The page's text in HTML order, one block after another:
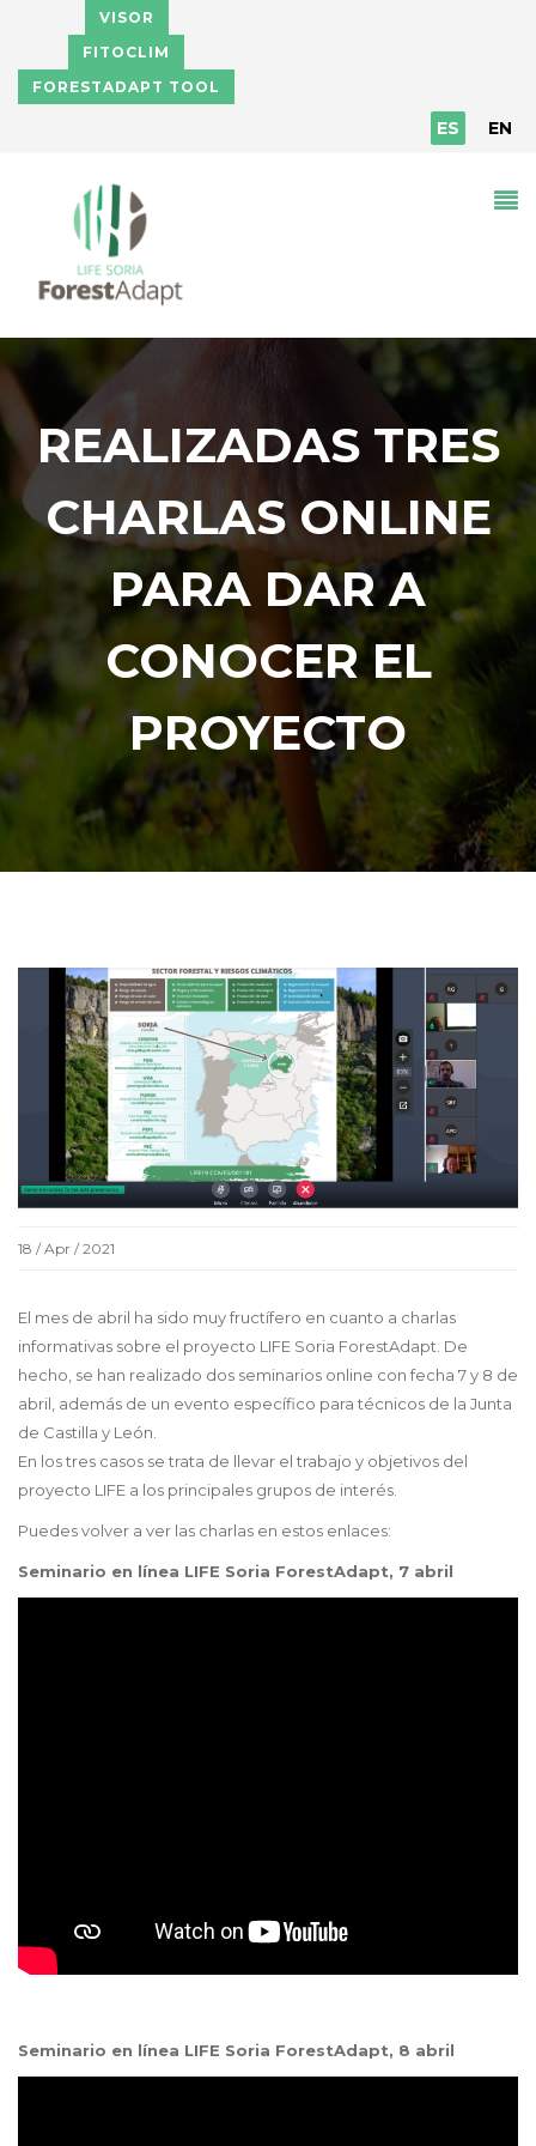
Pasar al contenido principal
VISOR
FITOCLIM
FORESTADAPT TOOL
ES EN
REALIZADAS TRES
CHARLAS ONLINE
PARA DAR A
CONOCER EL
PROYECTO
18 / Apr / 2021
El mes de abril ha sido muy fructífero en cuanto a charlas
informativas sobre el proyecto LIFE Soria ForestAdapt. De
hecho, se han realizado dos seminarios online con fecha 7 y 8 de
abril, además de un evento específico para técnicos de la Junta
de Castilla y León.
En los tres casos se trata de llevar el trabajo y objetivos del
proyecto LIFE a los principales grupos de interés.
Puedes volver a ver las charlas en estos enlaces:
Seminario en línea LIFE Soria ForestAdapt, 7 abril
Seminario en línea LIFE Soria ForestAdapt, 8 abril